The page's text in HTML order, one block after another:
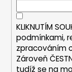
e
b
u
e
KLIKNUTÍM
podmínkami,
zpracováním
Zároveň
tudíž se na